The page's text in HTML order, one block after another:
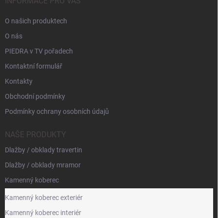
O našich produktech
O nás
PIEDRA v TV pořadech
Kontaktní formulář
Kontakty
Obchodní podmínky
Podmínky ochrany osobních údajů
NAŠE PRODUKTY
Dlažby / obklady travertin
Dlažby / obklady mramor
Kamenný koberec
Kamenný koberec exteriér
Kamenný koberec interiér